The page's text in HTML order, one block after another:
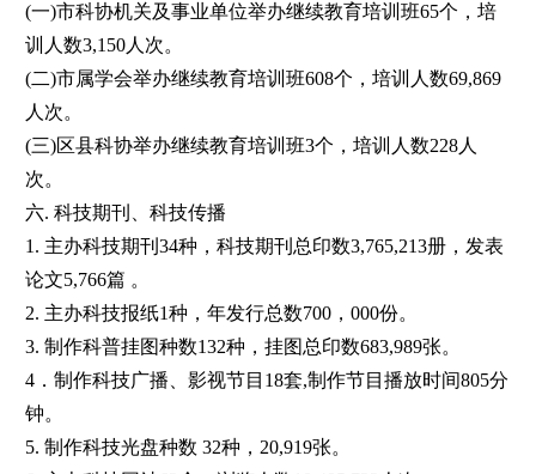
(一)市科协机关及事业单位举办继续教育培训班65个，培
训人数3,150人次。
(二)市属学会举办继续教育培训班608个，培训人数69,869
人次。
(三)区县科协举办继续教育培训班3个，培训人数228人
次。
六. 科技期刊、科技传播
1. 主办科技期刊34种，科技期刊总印数3,765,213册，发表
论文5,766篇 。
2. 主办科技报纸1种，年发行总数700，000份。
3. 制作科普挂图种数132种，挂图总印数683,989张。
4．制作科技广播、影视节目18套,制作节目播放时间805分
钟。
5. 制作科技光盘种数 32种，20,919张。